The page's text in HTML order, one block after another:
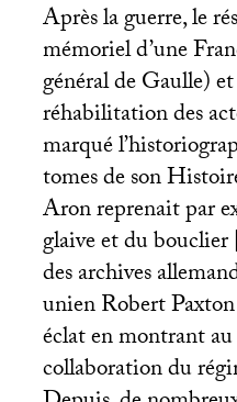
Après la guerre, le
mémoriel d’une
général de Gaulle)
réhabilitation des
marqué
tomes de son
Aron reprenait par
glaive et du bouclier
des archives
unien Robert
éclat en montrant
collaboration du